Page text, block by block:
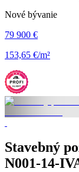
Nové bývanie
79 900 €
153,65 €/m²
Stavebný
N001-14-